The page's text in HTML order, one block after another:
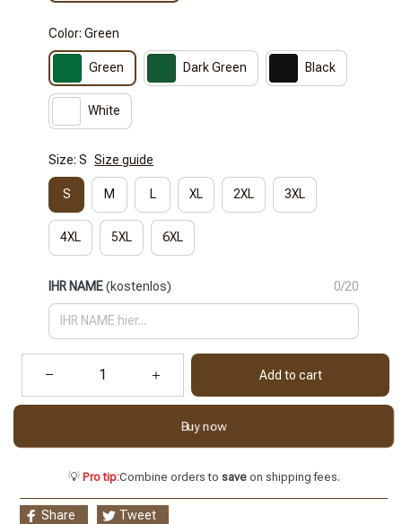
Color: Green
Green Dark Green Black
White
Size: S Size guide
S M L XL 2XL 3XL
4XL 5XL 6XL
IHR NAME(kostenlos) 0/20
Add to cart
Buy now
💡 Pro tip:Combine orders to saveon shipping fees.
Share Tweet